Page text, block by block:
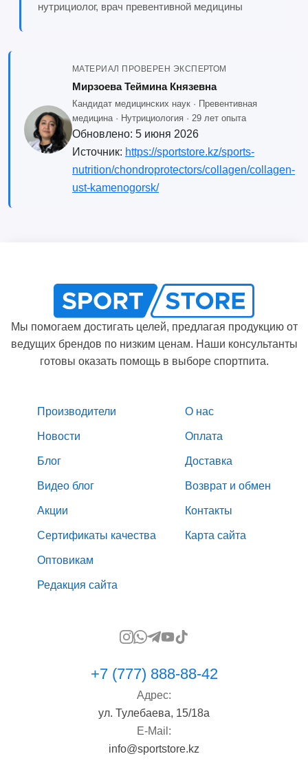
нутрициолог, врач превентивной медицины
МАТЕРИАЛ ПРОВЕРЕН ЭКСПЕРТОМ
Мирзоева Теймина Князевна
Кандидат медицинских наук · Превентивная
медицина · Нутрициология · 29 лет опыта
Обновлено: 5 июня 2026
Источник: https://sportstore.kz/sports-
nutrition/chondroprotectors/collagen/collagen-
ust-kamenogorsk/
Мы помогаем достигать целей, предлагая продукцию от
ведущих брендов по низким ценам. Наши консультанты
готовы оказать помощь в выборе спортпита.
Производители
Новости
Блог
Видео блог
Акции
Сертификаты качества
Оптовикам
Редакция сайта
О нас
Оплата
Доставка
Возврат и обмен
Контакты
Карта сайта
+7 (777) 888-88-42
Адрес:
ул. Тулебаева, 15/18а
E-Mail:
info@sportstore.kz